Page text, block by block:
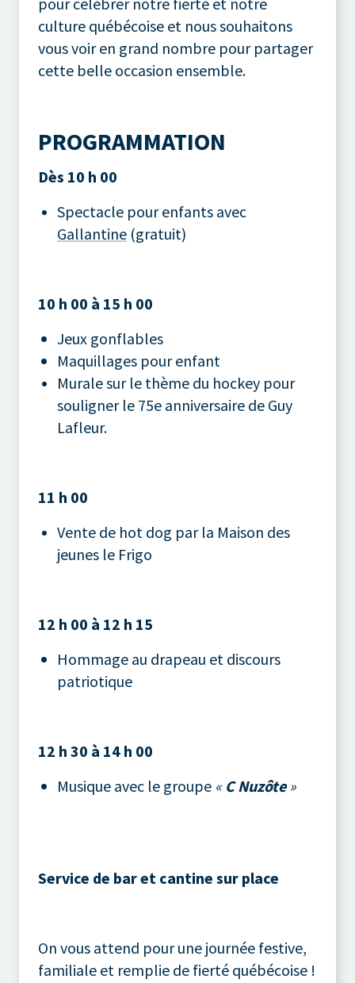
culture québécoise et nous souhaitons
vous voir en grand nombre pour partager
cette belle occasion ensemble.
PROGRAMMATION
Dès 10 h 00
Spectacle pour enfants avec
Gallantine (gratuit)
10 h 00 à 15 h 00
Jeux gonflables
Maquillages pour enfant
Murale sur le thème du hockey pour
souligner le 75e anniversaire de Guy
Lafleur.
11 h 00
Vente de hot dog par la Maison des
jeunes le Frigo
12 h 00 à 12 h 15
Hommage au drapeau et discours
patriotique
12 h 30 à 14 h 00
Musique avec le groupe «C Nuzôte»
Service de bar et cantine sur place
On vous attend pour une journée festive,
familiale et remplie de fierté québécoise !